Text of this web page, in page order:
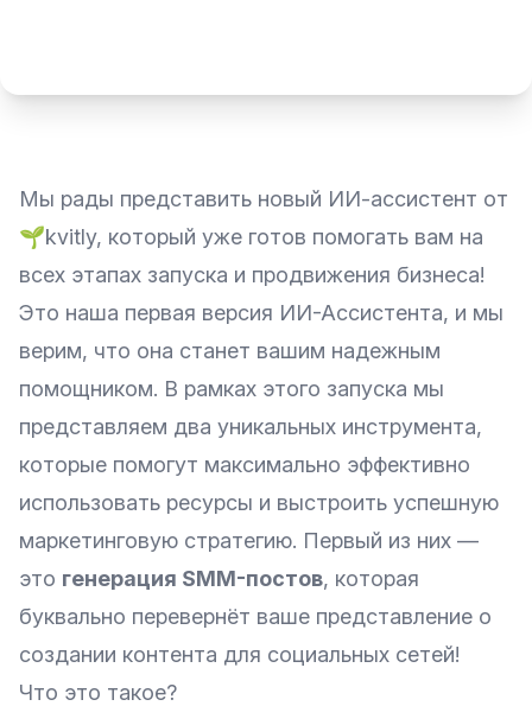
Мы рады представить новый ИИ-ассистент от
🌱kvitly, который уже готов помогать вам на
всех этапах запуска и продвижения бизнеса!
Это наша первая версия ИИ-Ассистента, и мы
верим, что она станет вашим надежным
помощником. В рамках этого запуска мы
представляем два уникальных инструмента,
которые помогут максимально эффективно
использовать ресурсы и выстроить успешную
маркетинговую стратегию. Первый из них —
это генерация SMM-постов, которая
буквально перевернёт ваше представление о
создании контента для социальных сетей!
Что это такое?